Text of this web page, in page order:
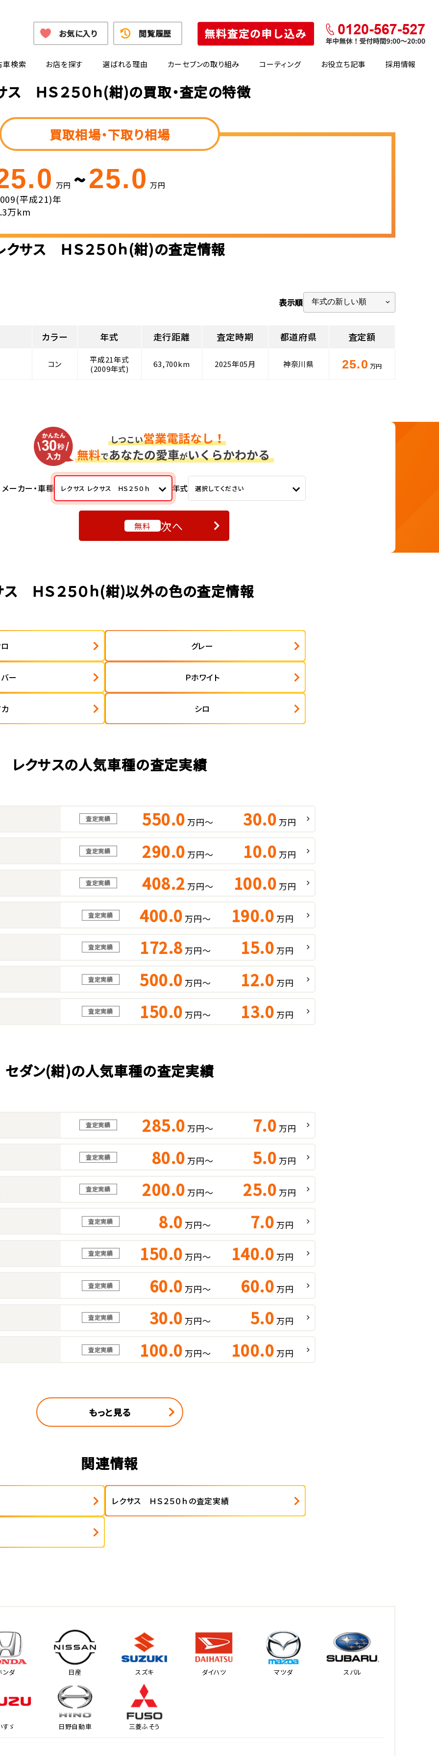
車検索 お店を探す 選ばれる理由 カーセブンの取り組み コーティング お役立ち記事 採用情報
お気に入り 閲覧履歴
ス ＨＳ２５０ｈ(紺)の買取・査定の特徴
買取相場・下取り相場
万円 ~25.0 万円
平成21)年
万km
クサス ＨＳ２５０ｈ(紺)の査定情報
表示順
カラー 年式 走行距離 査定時期 都道府県 査定額
コン
平成21年式
(2009年式)
63,700km 2025年05月 神奈川県 25.0 万円
メーカー・車種 レクサス レクサス ＨＳ２５０ｈ 年式 選択してください
無料 次へ
ス ＨＳ２５０ｈ(紺)以外の色の査定情報
グレー
ー Ｐホワイト
シロ
レクサスの人気車種の査定実績
査定実績 550.0 万円～ 30.0 万円
査定実績 290.0 万円～ 10.0 万円
査定実績 408.2 万円～ 100.0 万円
査定実績 400.0 万円～ 190.0 万円
査定実績 172.8 万円～ 15.0 万円
査定実績 500.0 万円～ 12.0 万円
査定実績 150.0 万円～ 13.0 万円
セダン(紺)の人気車種の査定実績
査定実績 285.0 万円～ 7.0 万円
査定実績 80.0 万円～ 5.0 万円
査定実績 200.0 万円～ 25.0 万円
査定実績 8.0 万円～ 7.0 万円
査定実績 150.0 万円～ 140.0 万円
査定実績 60.0 万円～ 60.0 万円
査定実績 30.0 万円～ 5.0 万円
査定実績 100.0 万円～ 100.0 万円
もっと見る
関連情報
レクサス ＨＳ２５０ｈの査定実績
ンダ 日産 スズキ ダイハツ マツダ スバル
すゞ 日野自動車 三菱ふそう